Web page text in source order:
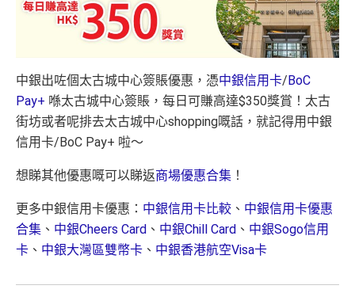
中銀出咗個太古城中心簽賬優惠，憑中銀信用卡/ BoC
Pay+ 喺太古城中心簽賬，每日可賺高達$350獎賞！太古
街坊或者呢排去太古城中心shopping嘅話，就記得用中銀
信用卡/BoC Pay+ 啦～
想睇其他優惠嘅可以睇返商場優惠合集 ！
更多中銀信用卡優惠： 中銀信用卡比較 、 中銀信用卡優惠
合集 、 中銀Cheers Card 、 中銀Chill Card 、 中銀Sogo信用
卡 、 中銀大灣區雙幣卡 、 中銀香港航空Visa卡